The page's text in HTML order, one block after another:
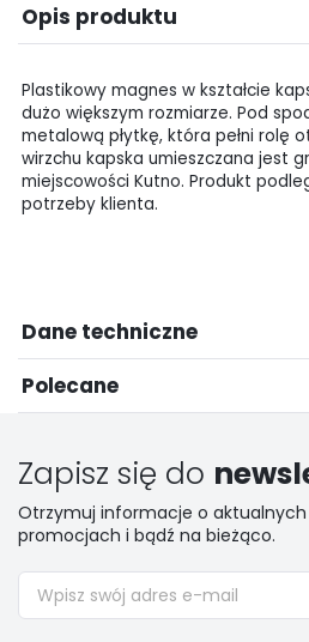
Opis produktu
Plastikowy magnes w kształcie
dużo większym rozmiarze. Pod
metalową płytkę, która pełni rolę
wirzchu kapska umieszczana jest
miejscowości Kutno. Produkt
potrzeby klienta.
Dane techniczne
Polecane
Zapisz się do
Otrzymuj informacje o
promocjach i bądź na bieżąco.